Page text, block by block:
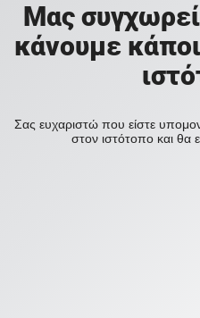
Μας
κάνουμε
Σας ευχαριστώ που είστε
στον ιστότοπο και θα